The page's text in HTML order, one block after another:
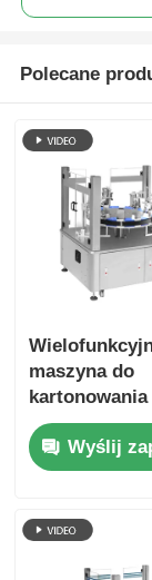
Materiał
Polecane
maszyna do
kartonowania
pudełek/
Wyślij